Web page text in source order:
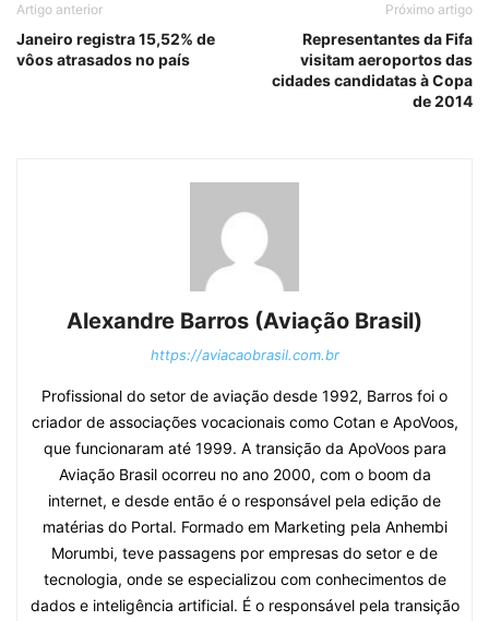
Artigo anterior
Janeiro registra 15,52% de
vôos atrasados no país
Próximo artigo
Representantes da Fifa
visitam aeroportos das
cidades candidatas à Copa
de 2014
Alexandre Barros (Aviação Brasil)
https://aviacaobrasil.com.br
Profissional do setor de aviação desde 1992, Barros foi o
criador de associações vocacionais como Cotan e ApoVoos,
que funcionaram até 1999. A transição da ApoVoos para
Aviação Brasil ocorreu no ano 2000, com o boom da
internet, e desde então é o responsável pela edição de
matérias do Portal. Formado em Marketing pela Anhembi
Morumbi, teve passagens por empresas do setor e de
tecnologia, onde se especializou com conhecimentos de
dados e inteligência artificial. É o responsável pela transição